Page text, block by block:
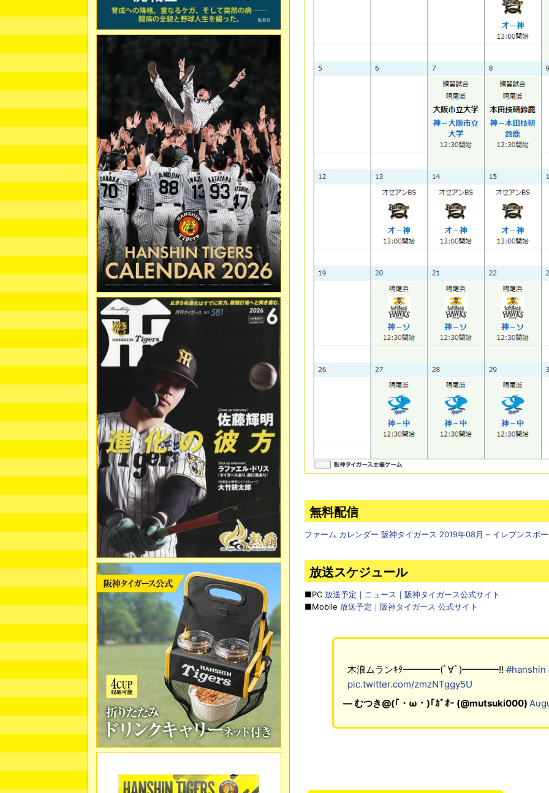
無料配信
ファーム カレンダー 阪神タイガース 2019年08月 – イレブンスポ
放送スケジュール
■PC 放送予定｜ニュース｜阪神タイガース公式サイト
■Mobile 放送予定｜阪神タイガース 公式サイト
木浪ムランｷﾀ━━━━(ﾟ∀ﾟ)━━━━!! #hanshin
pic.twitter.com/zmzNTggy5U
— むつき@(｢・ω・)｢ｶﾞｵｰ (@mutsuki000)